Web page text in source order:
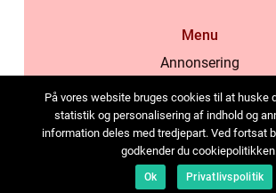
Menu
Annonsering
Cookies
Kontakta oss
Sitemap
På vores website bruges cookies til at huske
statistik og personalisering af indhold og
information deles med tredjepart. Ved fortsat
godkender du
Ok Privatlivspolitik